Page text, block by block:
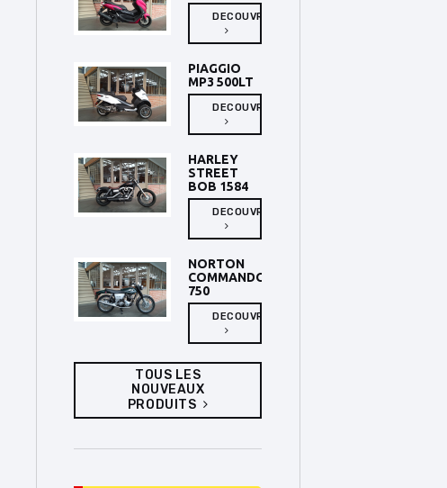
DECOUVRIR
PIAGGIO
MP3 500LT
DECOUVRIR
HARLEY
STREET
BOB 1584
DECOUVRIR
NORTON
COMMANDO
750
DECOUVRIR
TOUS LES
NOUVEAUX
PRODUITS